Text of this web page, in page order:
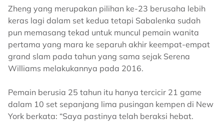
Zheng yang merupakan pilihan ke-23 berusaha lebih
keras lagi dalam set kedua tetapi Sabalenka sudah
pun memasang tekad untuk muncul pemain wanita
pertama yang mara ke separuh akhir keempat-empat
grand slam pada tahun yang sama sejak Serena
Williams melakukannya pada 2016.
Pemain berusia 25 tahun itu hanya tercicir 21 game
dalam 10 set sepanjang lima pusingan kempen di New
York berkata: “Saya pastinya telah beraksi hebat.